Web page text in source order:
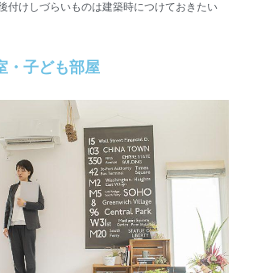
付けしづらいものは建築時につけておきたい
子ども部屋